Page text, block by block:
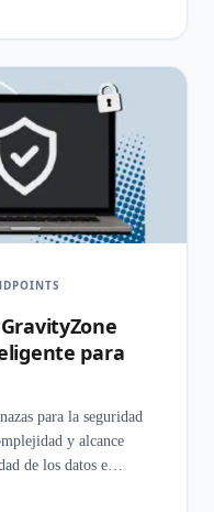
para
para la seguridad
y alcance
de los datos e